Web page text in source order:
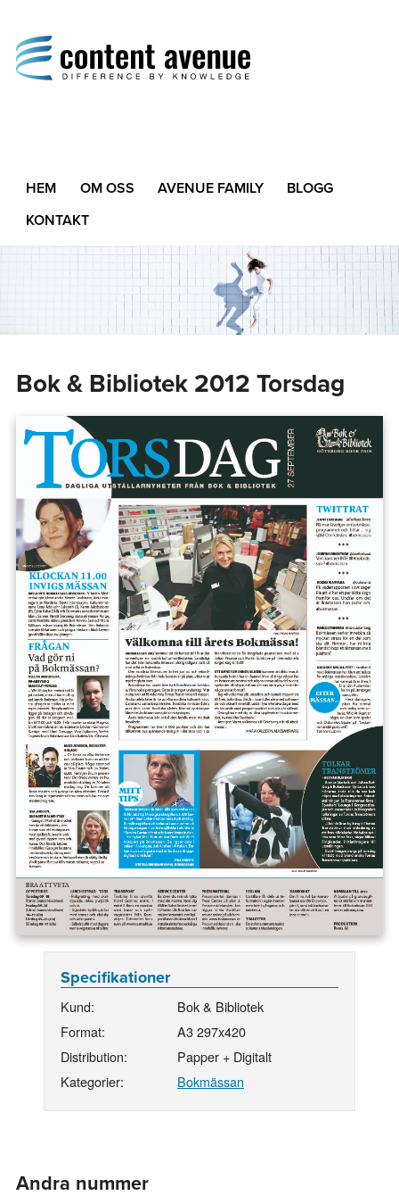
Difference by Knowledge
HEM OM OSS AVENUE FAMILY
BLOGG
KONTAKT
Bok & Bibliotek 2012 Torsdag
Specifikationer
Kund:
Bok & Bibliotek
Format:
A3 297x420
Distribution:
Papper + Digitalt
Kategorier:
Bokmässan
Andra nummer